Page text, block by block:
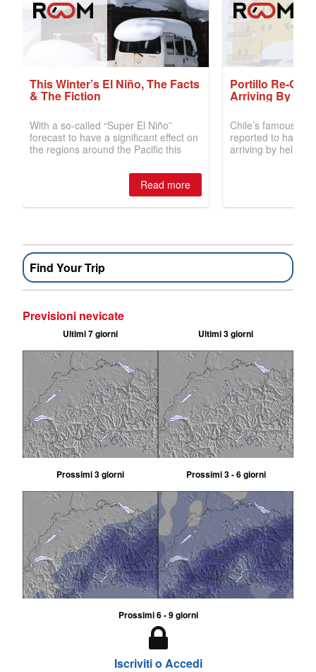
Find Your Trip
Previsioni nevicate
Ultimi 7 giorni Ultimi 3 giorni
Prossimi 3 giorni Prossimi 3 - 6 giorni
Prossimi 6 - 9 giorni
Iscriviti o Accedi